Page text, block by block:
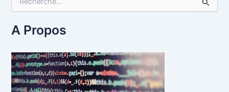
h
e
c
h
e
r
A Propos